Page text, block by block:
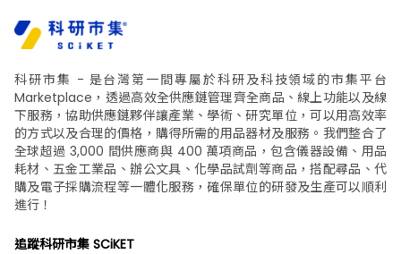
科研市集 - 是台灣第一間專屬於科研及科技領域的市集平台
Marketplace，透過高效全供應鏈管理齊全商品、線上功能以及線
下服務，協助供應鏈夥伴讓產業、學術、研究單位，可以用高效率
的方式以及合理的價格，購得所需的用品器材及服務。我們整合了
全球超過 3,000 間供應商與 400 萬項商品，包含儀器設備、用品
耗材、五金工業品、辦公文具、化學品試劑等商品，搭配尋品、代
購及電子採購流程等一體化服務，確保單位的研發及生產可以順利
進行！
追蹤科研市集 SCiKET